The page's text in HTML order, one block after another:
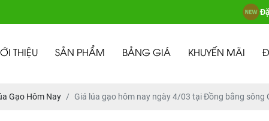
THIỆU SẢN PHẨM BẢNG GIÁ KHUYẾN MÃI
Gạo Hôm Nay Giá lúa gạo hôm nay ngày 4/03 tại Đồng bằng sông